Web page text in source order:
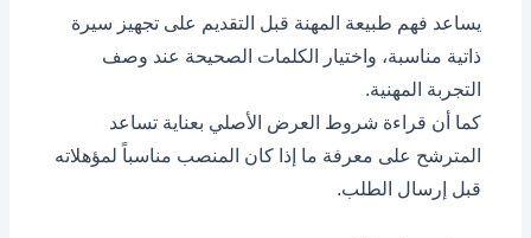
يساعد فهم طبيعة المهنة قبل التقديم على تجهيز سيرة
ذاتية مناسبة، واختيار الكلمات الصحيحة عند وصف
التجربة المهنية.
كما أن قراءة شروط العرض الأصلي بعناية تساعد
المترشح على معرفة ما إذا كان المنصب مناسباً لمؤهلاته
قبل إرسال الطلب.